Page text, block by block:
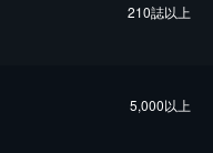
210誌以上
5,000以上